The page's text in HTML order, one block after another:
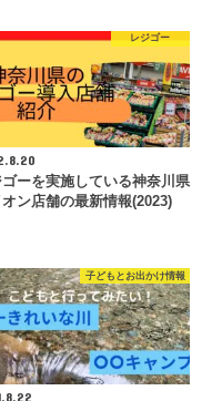
レジゴー
ゴーを実施している神奈川県
ン店舗の最新情報(2023)
子どもとお出かけ情報